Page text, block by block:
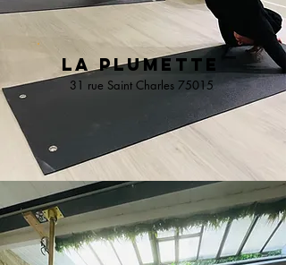
La plumeTTE
31 rue Saint Charles 75015